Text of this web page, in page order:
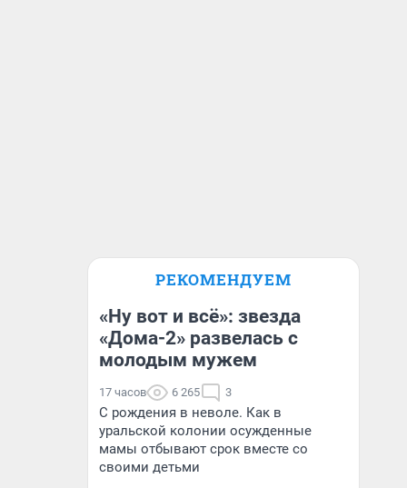
РЕКОМЕНДУЕМ
«Ну вот и всё»: звезда
«Дома-2» развелась с
молодым мужем
17 часов 6 265 3
С рождения в неволе. Как в
уральской колонии осужденные
мамы отбывают срок вместе со
своими детьми